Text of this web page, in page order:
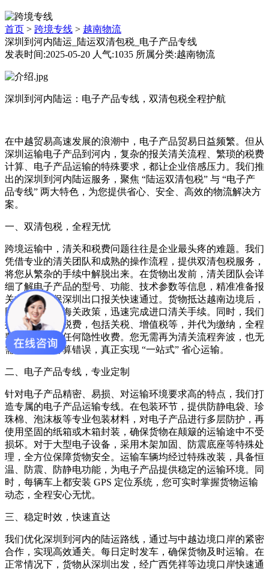
首页 > 跨境专线 > 越南物流
深圳到河内陆运_陆运双清包税_电子产品专线
发表时间:2025-05-20 人气:1035 所属分类:越南物流
深圳到河内陆运：电子产品专线，双清包税全程护航​
在中越贸易高速发展的浪潮中，电子产品贸易日益频繁。但从
深圳运输电子产品到河内，复杂的报关清关流程、繁琐的税费
计算、电子产品运输的特殊要求，都让企业倍感压力。我们推
出的深圳到河内陆运服务，聚焦 “陆运双清包税” 与 “电子产
品专线” 两大特色，为您提供省心、安全、高效的物流解决方
案。​
一、双清包税，全程无忧​
跨境运输中，清关和税费问题往往是企业最头疼的难题。我们
凭借专业的清关团队和成熟的操作流程，提供双清包税服务，
将您从繁杂的手续中解脱出来。在货物出发前，清关团队会详
细了解电子产品的型号、功能、技术参数等信息，精准准备报
关文件，确保深圳出口报关快速通过。货物抵达越南边境后，
团队依据越南海关政策，迅速完成进口清关手续。同时，我们
提前核算各类税费，包括关税、增值税等，并代为缴纳，全程
费用透明，无任何隐性收费。您无需再为清关流程奔波，也无
需担心税费计算错误，真正实现 “一站式” 省心运输。​
二、电子产品专线，专业定制​
针对电子产品精密、易损、对运输环境要求高的特点，我们打
造专属的电子产品运输专线。在包装环节，提供防静电袋、珍
珠棉、泡沫板等专业包装材料，对电子产品进行多层防护，再
使用坚固的纸箱或木箱封装，确保货物在颠簸的运输途中不受
损坏。对于大型电子设备，采用木架加固、防震底座等特殊处
理，全方位保障货物安全。运输车辆均经过特殊改装，具备恒
温、防震、防静电功能，为电子产品提供稳定的运输环境。同
时，每辆车上都安装 GPS 定位系统，您可实时掌握货物运输
动态，全程安心无忧。​
三、稳定时效，快速直达​
我们优化深圳到河内的陆运路线，通过与中越边境口岸的紧密
合作，实现高效通关。每日定时发车，确保货物及时运输。在
正常情况下，货物从深圳出发，经广西凭祥等边境口岸快速通